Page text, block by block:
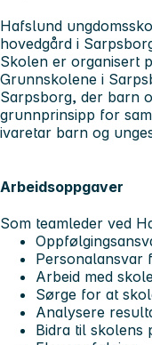
Hafslund
hovedgård i
Skolen er organisert
Grunnskolene i
Sarpsborg, der barn
grunnprinsipp for
ivaretar barn og
Arbeidsoppgaver
Som teamleder ved
Personalansvar
Arbeid med
Sørge for at
Analysere
Bidra til skolens